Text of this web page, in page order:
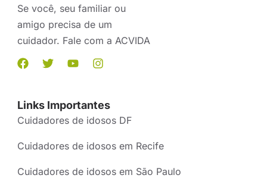
Se você, seu familiar ou
amigo precisa de um
cuidador. Fale com a ACVIDA
Links Importantes
Cuidadores de idosos DF
Cuidadores de idosos em Recife
Cuidadores de idosos em São Paulo